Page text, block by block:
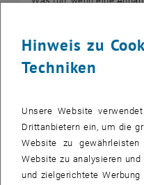
Hinweis zu
Techniken
Unsere Website
Drittanbietern ein, um die
Website zu
Website zu analysieren
und zielgerichtete